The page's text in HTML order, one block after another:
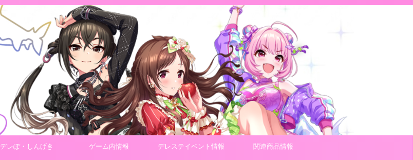
デレぽ・しんげき ゲーム内情報 デレステイベント情報 関連商品情報